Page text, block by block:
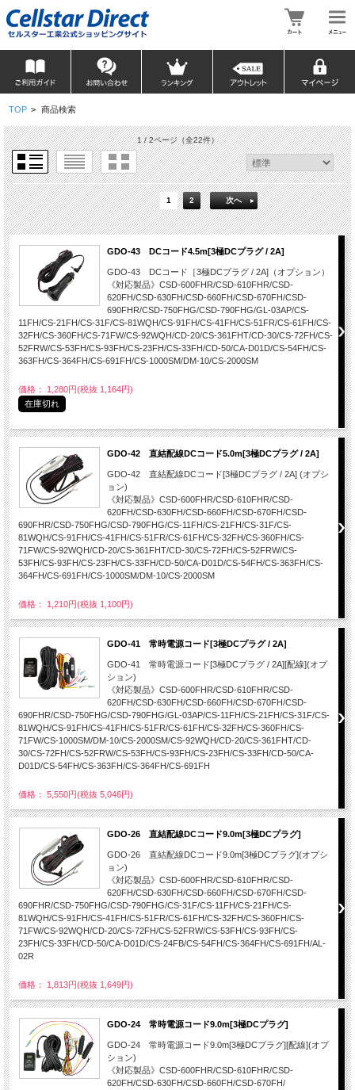
TOP > 商品検索
1 / 2ページ（全22件）
1 2 次へ
GDO-43 DCコード4.5m[3極DCプラグ / 2A]
GDO-43 DCコード［3極DCプラグ / 2A]（オプション）
《対応製品》CSD-600FHR/CSD-610FHR/CSD-
620FH/CSD-630FH/CSD-660FH/CSD-670FH/CSD-
690FHR/CSD-750FHG/CSD-790FHG/GL-03AP/CS-
11FH/CS-21FH/CS-31F/CS-81WQH/CS-91FH/CS-41FH/CS-51FR/CS-61FH/CS-
32FH/CS-360FH/CS-71FW/CS-92WQH/CD-20/CS-361FHT/CD-30/CS-72FH/CS-
52FRW/CS-53FH/CS-93FH/CS-23FH/CS-33FH/CD-50/CA-D01D/CS-54FH/CS-
363FH/CS-364FH/CS-691FH/CS-1000SM/DM-10/CS-2000SM
価格： 1,280円(税抜 1,164円)
在庫切れ
GDO-42 直結配線DCコード5.0m[3極DCプラグ / 2A]
GDO-42 直結配線DCコード[3極DCプラグ / 2A] (オプシ
ョン)
《対応製品》CSD-600FHR/CSD-610FHR/CSD-
620FH/CSD-630FH/CSD-660FH/CSD-670FH/CSD-
690FHR/CSD-750FHG/CSD-790FHG/CS-11FH/CS-21FH/CS-31F/CS-
81WQH/CS-91FH/CS-41FH/CS-51FR/CS-61FH/CS-32FH/CS-360FH/CS-
71FW/CS-92WQH/CD-20/CS-361FHT/CD-30/CS-72FH/CS-52FRW/CS-
53FH/CS-93FH/CS-23FH/CS-33FH/CD-50/CA-D01D/CS-54FH/CS-363FH/CS-
364FH/CS-691FH/CS-1000SM/DM-10/CS-2000SM
価格： 1,210円(税抜 1,100円)
GDO-41 常時電源コード[3極DCプラグ / 2A]
GDO-41 常時電源コード[3極DCプラグ / 2A][配線](オプ
ション)
《対応製品》CSD-600FHR/CSD-610FHR/CSD-
620FH/CSD-630FH/CSD-660FH/CSD-670FH/CSD-
690FHR/CSD-750FHG/CSD-790FHG/GL-03AP/CS-11FH/CS-21FH/CS-31F/CS-
81WQH/CS-91FH/CS-41FH/CS-51FR/CS-61FH/CS-32FH/CS-360FH/CS-
71FW/CS-1000SM/DM-10/CS-2000SM/CS-92WQH/CD-20/CS-361FHT/CD-
30/CS-72FH/CS-52FRW/CS-53FH/CS-93FH/CS-23FH/CS-33FH/CD-50/CA-
D01D/CS-54FH/CS-363FH/CS-364FH/CS-691FH
価格： 5,550円(税抜 5,046円)
GDO-26 直結配線DCコード9.0m[3極DCプラグ]
GDO-26 直結配線DCコード9.0m[3極DCプラグ](オプシ
ョン)
《対応製品》CSD-600FHR/CSD-610FHR/CSD-
620FH/CSD-630FH/CSD-660FH/CSD-670FH/CSD-
690FHR/CSD-750FHG/CSD-790FHG/CS-31F/CS-11FH/CS-21FH/CS-
81WQH/CS-91FH/CS-41FH/CS-51FR/CS-61FH/CS-32FH/CS-360FH/CS-
71FW/CS-92WQH/CD-20/CS-72FH/CS-52FRW/CS-53FH/CS-93FH/CS-
23FH/CS-33FH/CD-50/CA-D01D/CS-24FB/CS-54FH/CS-364FH/CS-691FH/AL-
02R
価格： 1,813円(税抜 1,649円)
GDO-24 常時電源コード9.0m[3極DCプラグ]
GDO-24 常時電源コード9.0m[3極DCプラグ][配線](オプ
ション)
《対応製品》CSD-600FHR/CSD-610FHR/CSD-
620FH/CSD-630FH/CSD-660FH/CSD-670FH/